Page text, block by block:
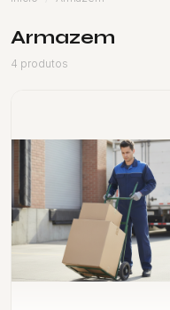
Armazem
4 produtos